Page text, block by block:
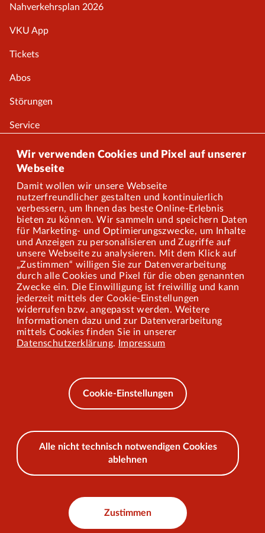
Wir verwenden Cookies und Pixel auf unserer
Webseite
Damit wollen wir unsere Webseite
nutzerfreundlicher gestalten und kontinuierlich
verbessern, um Ihnen das beste Online-Erlebnis
bieten zu können. Wir sammeln und speichern Daten
für Marketing- und Optimierungszwecke, um Inhalte
und Anzeigen zu personalisieren und Zugriffe auf
unsere Webseite zu analysieren. Mit dem Klick auf
„Zustimmen“ willigen Sie zur Datenverarbeitung
durch alle Cookies und Pixel für die oben genannten
Zwecke ein. Die Einwilligung ist freiwillig und kann
jederzeit mittels der Cookie-Einstellungen
widerrufen bzw. angepasst werden. Weitere
Informationen dazu und zur Datenverarbeitung
mittels Cookies finden Sie in unserer
Datenschutzerklärung. Impressum
Cookie-Einstellungen
Alle nicht technisch notwendigen Cookies
ablehnen
Zustimmen
Nahverkehrsplan 2026
VKU App
Tickets
Abos
Störungen
Service
Onlineshop
Über uns
Karriere
Presse
Mitarbeiterportal
Barrierefreiheit
Mobilität lernen